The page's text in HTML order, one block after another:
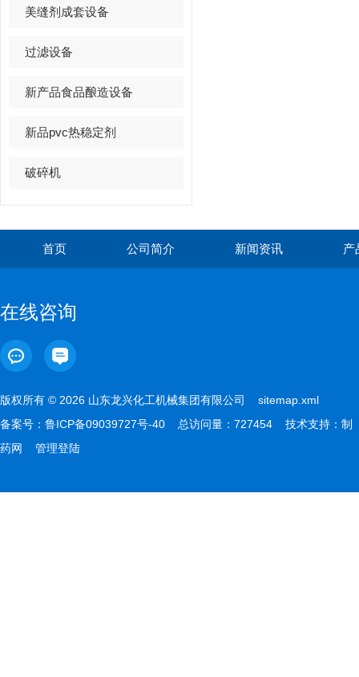
美缝剂成套设备
过滤设备
新产品食品酿造设备
新品pvc热稳定剂
破碎机
首页 公司简介 新闻资讯 产
在线咨询
版权所有 © 2026 山东龙兴化工机械集团有限公司 sitemap.xml
备案号： 鲁ICP备09039727号-40 总访问量：727454 技术支持： 制
药网
管理登陆